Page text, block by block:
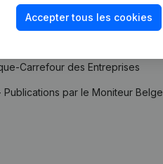
Nationale de Belgique
Carrefour des Entreprises
Publications par le Moniteur Belge
Accepter tous les cookies